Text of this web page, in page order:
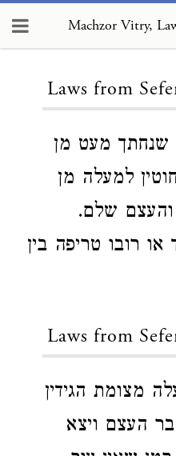
Laws from
שנחתך מעט מן
למעלה מן
שלם.
רובו טריפה בין
Laws from
מצומת הגידין
העצם ויצא